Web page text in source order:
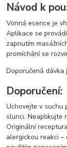
Návod k
Vonná esence je
Aplikace se
zapnutím
promíchání se
Doporučená dávka
Doporučení:
Uchovejte v suchu
slunci. Neaplikujte
Originální
alergickou reakci